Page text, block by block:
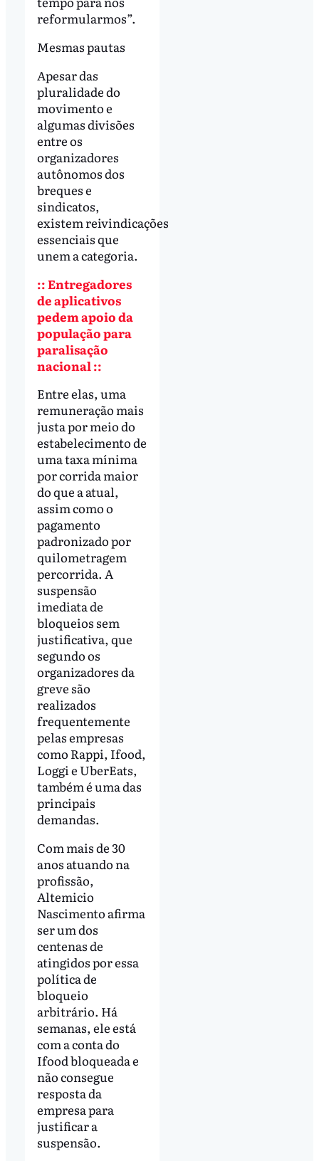
reformularmos”.
Mesmas pautas
Apesar das
pluralidade do
movimento e
algumas divisões
entre os
organizadores
autônomos dos
breques e
sindicatos,
existem reivindicações
essenciais que
unem a categoria.
:: Entregadores
de aplicativos
pedem apoio da
população para
paralisação
nacional ::
Entre elas, uma
remuneração mais
justa por meio do
estabelecimento de
uma taxa mínima
por corrida maior
do que a atual,
assim como o
pagamento
padronizado por
quilometragem
percorrida. A
suspensão
imediata de
bloqueios sem
justificativa, que
segundo os
organizadores da
greve são
realizados
frequentemente
pelas empresas
como Rappi, Ifood,
Loggi e UberEats,
também é uma das
principais
demandas.
Com mais de 30
anos atuando na
profissão,
Altemicio
Nascimento afirma
ser um dos
centenas de
atingidos por essa
política de
bloqueio
arbitrário. Há
semanas, ele está
com a conta do
Ifood bloqueada e
não consegue
resposta da
empresa para
justificar a
suspensão.